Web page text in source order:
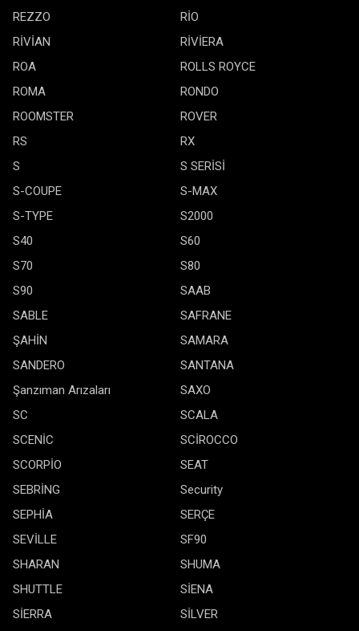
REZZO
RİO
RİVİAN
RİVİERA
ROA
ROLLS ROYCE
ROMA
RONDO
ROOMSTER
ROVER
RS
RX
S
S SERİSİ
S-COUPE
S-MAX
S-TYPE
S2000
S40
S60
S70
S80
S90
SAAB
SABLE
SAFRANE
ŞAHİN
SAMARA
SANDERO
SANTANA
Şanzıman Arızaları
SAXO
SC
SCALA
SCENİC
SCİROCCO
SCORPİO
SEAT
SEBRİNG
Security
SEPHİA
SERÇE
SEVİLLE
SF90
SHARAN
SHUMA
SHUTTLE
SİENA
SİERRA
SİLVER